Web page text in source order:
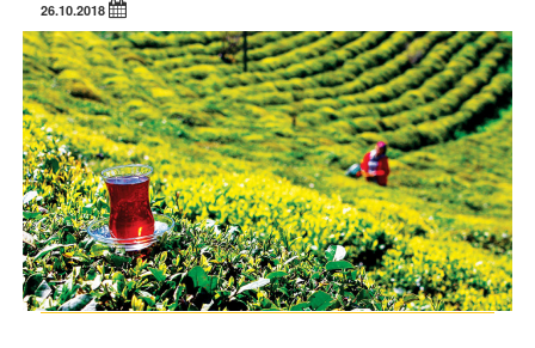
26.10.2018